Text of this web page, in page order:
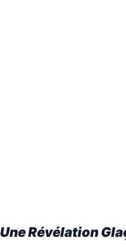
Une Révélation